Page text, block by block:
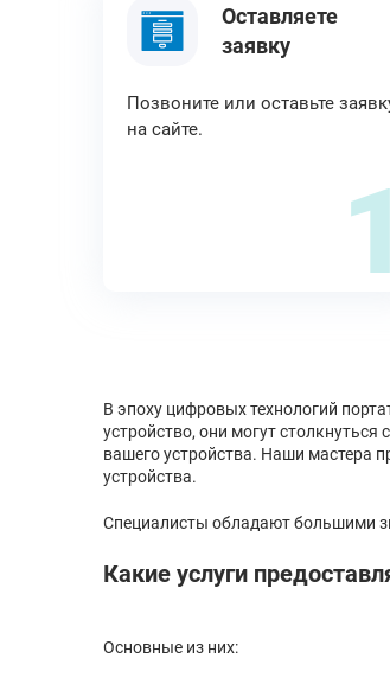
Оставляете
заявку
Позвоните или оставьте
на сайте.
1
В эпоху цифровых технологий
устройство, они могут
вашего устройства. Наши мастера
устройства.
Специалисты обладают большими
Какие услуги
Основные из них: